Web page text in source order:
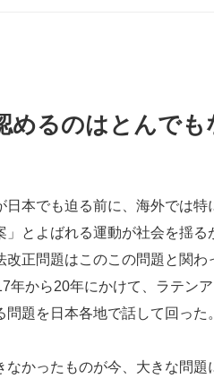
めるのはとんでも
本でも迫る前に、海外では特
とよばれる運動が社会を揺る
正問題はこのこの問題と関わ
年から20年にかけて、ラテンア
題を日本各地で話して回った。
かったものが今、大きな問題